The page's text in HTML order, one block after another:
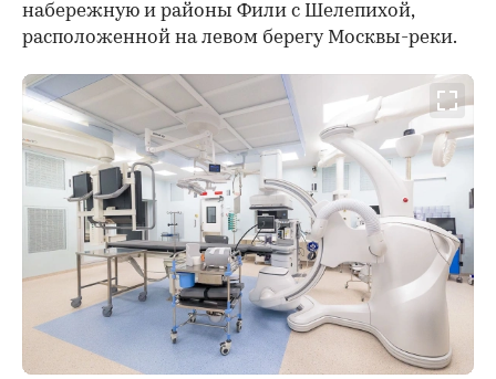
набережную и районы Фили с Шелепихой,
расположенной на левом берегу Москвы-реки.